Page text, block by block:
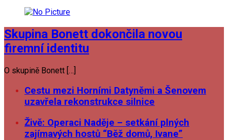
Skupina Bonett dokončila novou
firemní identitu
O skupině Bonett […]
Cestu mezi Horními Datyněmi a Šenovem
uzavřela rekonstrukce silnice
Živě: Operaci Naděje – setkání plných
zajímavých hostů “Běž domů, Ivane”